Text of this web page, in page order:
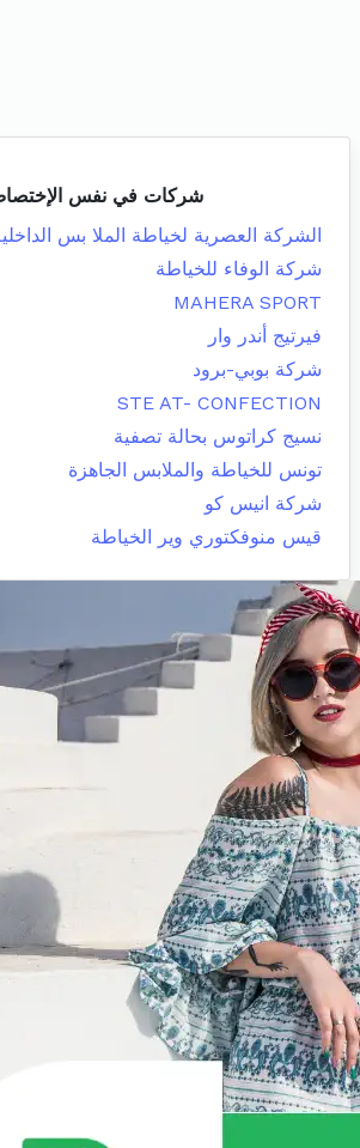
شركات في نفس
الشركة العصرية لخياطة الملا بس
شركة الوفاء للخياطة
MAHERA SPORT
فيرتيج أندر وار
شركة بوبي-برود
STE AT- CONFECTION
نسيج كراتوس بحالة تصفية
تونس للخياطة والملابس الجاهزة
شركة انيس كو
قيس منوفكتوري وير الخياطة